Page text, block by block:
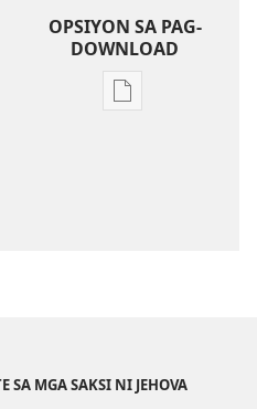
OPSIYON SA PAG-
DOWNLOAD
Opsiyon
ANANG
SA MGA SAKSI NI JEHOVA